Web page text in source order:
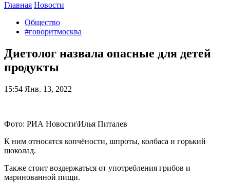
Главная Новости
Общество
#говоритмосква
Диетолог назвала опасные для детей
продукты
15:54 Янв. 13, 2022
Фото: РИА Новости\Илья Питалев
К ним относятся копчёности, шпроты, колбаса и горький
шоколад.
Также стоит воздержаться от употребления грибов и
маринованной пищи.